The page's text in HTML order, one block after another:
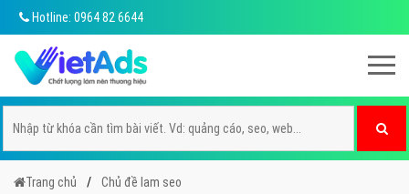
Hotline: 0964 82 6644
Trang chủ Chủ đề lam seo